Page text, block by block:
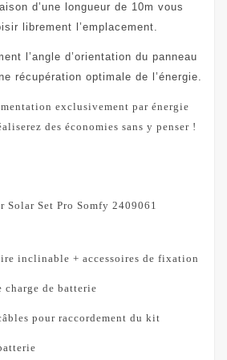
d’une longueur de 10m vous
librement l’emplacement.
l’angle d’orientation du panneau
récupération optimale de l’énergie.
exclusivement par énergie
des économies sans y penser !
Set Pro Somfy 2409061
inclinable + accessoires de fixation
charge de batterie
pour raccordement du kit